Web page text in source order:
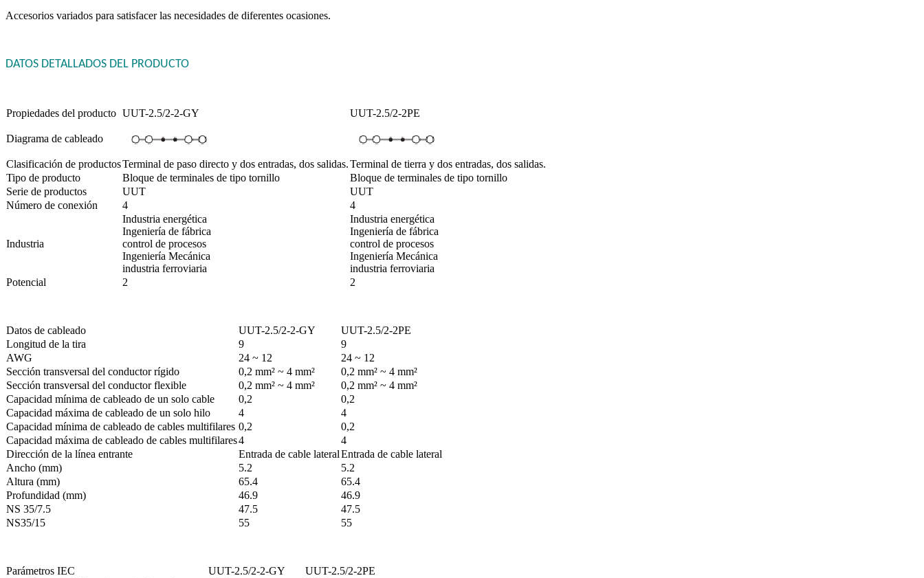
Accesorios variados para satisfacer las necesidades de diferentes ocasiones.
DATOS DETALLADOS DEL PRODUCTO
Propiedades del producto UUT-2.5/2-2-GY UUT-2.5/2-2PE
Diagrama de cableado
Clasificación de productosTerminal de paso directo y dos entradas, dos salidas.Terminal de tierra y dos entradas, dos salidas.
Tipo de producto
Bloque de terminales de tipo tornillo
Bloque de terminales de tipo tornillo
Serie de productos
UUT
UUT
Número de conexión
4 4
Industria
Industria energética
Ingeniería de fábrica
control de procesos
Ingeniería Mecánica
industria ferroviaria
Industria energética
Ingeniería de fábrica
control de procesos
Ingeniería Mecánica
industria ferroviaria
Potencial
2 2
Datos de cableado UUT-2.5/2-2-GY
UUT-2.5/2-2PE
Longitud de la tira
9
9
AWG
24 ~ 12
24 ~ 12
Sección transversal del conductor rígido
0,2 mm² ~ 4 mm²
0,2 mm² ~ 4 mm²
Sección transversal del conductor flexible
0,2 mm² ~ 4 mm²
0,2 mm² ~ 4 mm²
Capacidad mínima de cableado de un solo cable
0,2
0,2
Capacidad máxima de cableado de un solo hilo
4
4
Capacidad mínima de cableado de cables multifilares 0,2
0,2
Capacidad máxima de cableado de cables multifilares4
4
Dirección de la línea entrante
Entrada de cable lateralEntrada de cable lateral
Ancho (mm)
5.2
5.2
Altura (mm)
65.4
65.4
Profundidad (mm)
46.9
46.9
NS 35/7.5
47.5
47.5
NS35/15
55 55
Parámetros IEC UUT-2.5/2-2-GY
UUT-2.5/2-2PE